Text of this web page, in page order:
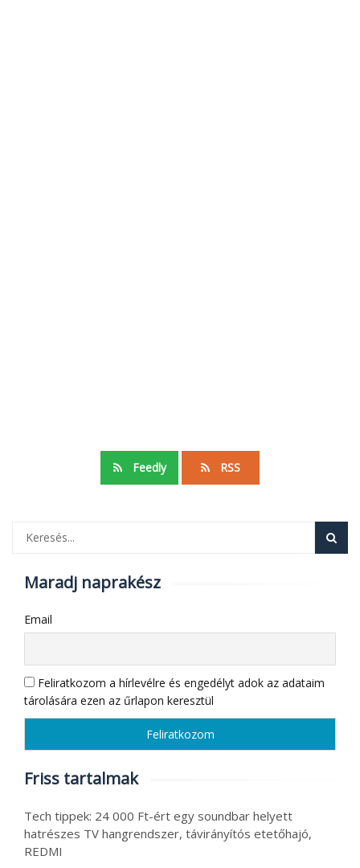
Feedly RSS
Maradj naprakész
Email
Feliratkozom a hírlevélre és engedélyt adok az adataim
tárolására ezen az űrlapon keresztül
Friss tartalmak
Tech tippek: 24 000 Ft-ért egy soundbar helyett
hatrészes TV hangrendszer, távirányítós etetőhajó,
REDMI